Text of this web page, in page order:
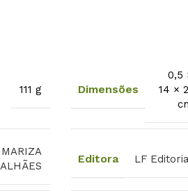
111 g Dimensões
0,5
14 ×
MARIZA
Editora LF